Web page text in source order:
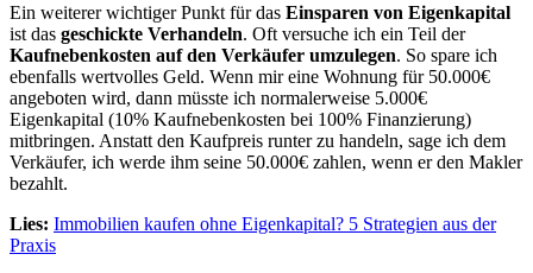
Ein weiterer wichtiger Punkt für das Einsparen von Eigenkapital
ist das geschickte Verhandeln. Oft versuche ich ein Teil der
Kaufnebenkosten auf den Verkäufer umzulegen. So spare ich
ebenfalls wertvolles Geld. Wenn mir eine Wohnung für 50.000€
angeboten wird, dann müsste ich normalerweise 5.000€
Eigenkapital (10% Kaufnebenkosten bei 100% Finanzierung)
mitbringen. Anstatt den Kaufpreis runter zu handeln, sage ich dem
Verkäufer, ich werde ihm seine 50.000€ zahlen, wenn er den Makler
bezahlt.
Lies: Immobilien kaufen ohne Eigenkapital? 5 Strategien aus der
Praxis